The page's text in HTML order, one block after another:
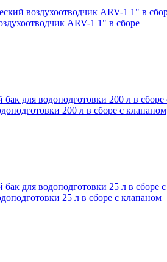
ARV-1 1" в сборе
200 л в сборе с клапаном
25 л в сборе с клапаном